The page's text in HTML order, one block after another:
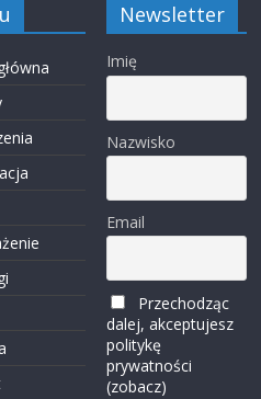
Newsletter
Imię
Nazwisko
Email
Przechodząc
dalej, akceptujesz
politykę
prywatności
(zobacz)